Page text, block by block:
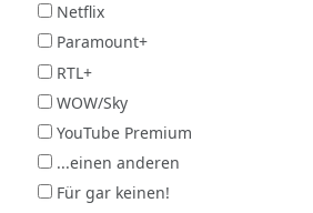
Netflix
Paramount+
RTL+
WOW/Sky
YouTube Premium
...einen anderen
Für gar keinen!